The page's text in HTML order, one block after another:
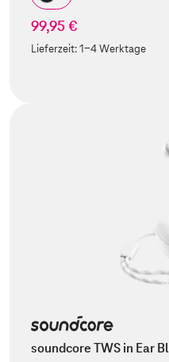
99,95 €
Lieferzeit:1-4 Werktage
soundcore TWS in Ear